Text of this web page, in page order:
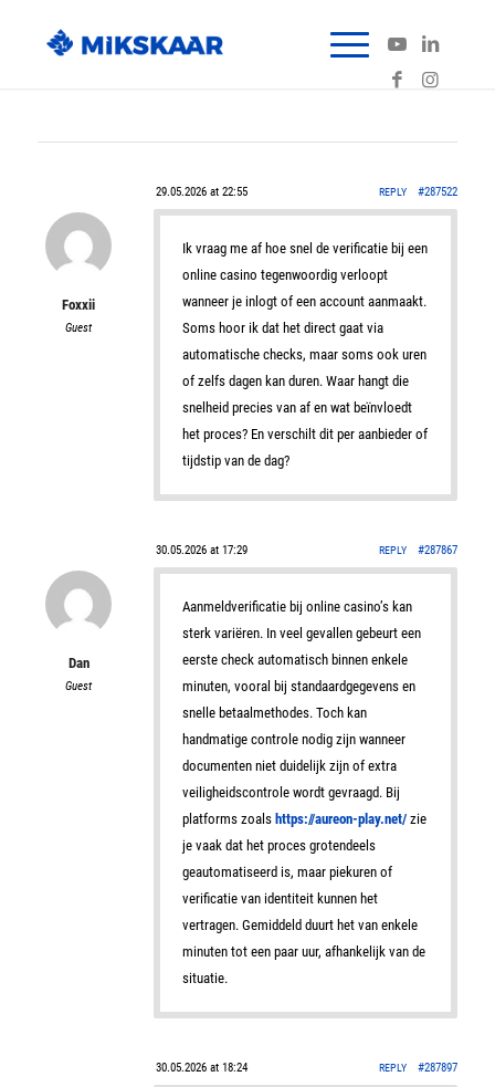
29.05.2026 at 22:55 #287522
REPLY
Foxxii
Guest
Ik vraag me af hoe snel de verificatie bij een
online casino tegenwoordig verloopt
wanneer je inlogt of een account aanmaakt.
Soms hoor ik dat het direct gaat via
automatische checks, maar soms ook uren
of zelfs dagen kan duren. Waar hangt die
snelheid precies van af en wat beïnvloedt
het proces? En verschilt dit per aanbieder of
tijdstip van de dag?
30.05.2026 at 17:29 #287867
REPLY
Dan
Guest
Aanmeldverificatie bij online casino’s kan
sterk variëren. In veel gevallen gebeurt een
eerste check automatisch binnen enkele
minuten, vooral bij standaardgegevens en
snelle betaalmethodes. Toch kan
handmatige controle nodig zijn wanneer
documenten niet duidelijk zijn of extra
veiligheidscontrole wordt gevraagd. Bij
platforms zoals https://aureon-play.net/zie
je vaak dat het proces grotendeels
geautomatiseerd is, maar piekuren of
verificatie van identiteit kunnen het
vertragen. Gemiddeld duurt het van enkele
minuten tot een paar uur, afhankelijk van de
situatie.
30.05.2026 at 18:24 #287897
REPLY